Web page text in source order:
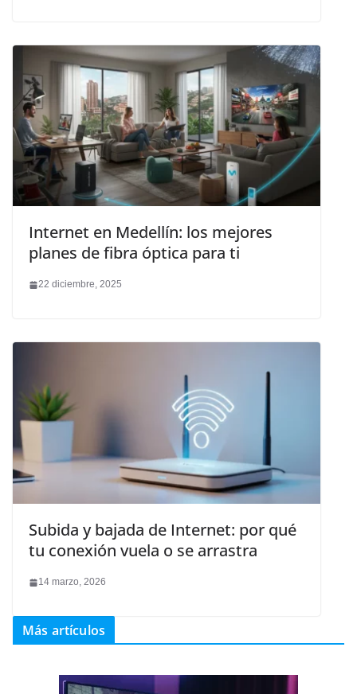
Internet en Medellín: los mejores
planes de fibra óptica para ti
22 diciembre, 2025
Subida y bajada de Internet: por qué
tu conexión vuela o se arrastra
14 marzo, 2026
Más artículos